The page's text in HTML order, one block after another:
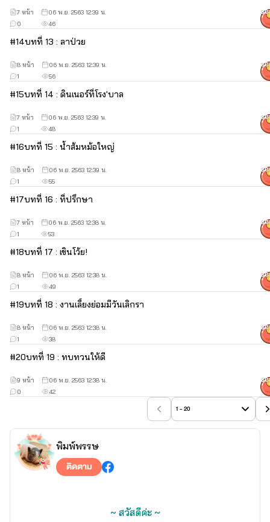
46
0
7 หน้า 06 พ.ย. 2563 12:39 น.
#14บทที่ 13 : ลาป่วย
56
1
8 หน้า 06 พ.ย. 2563 12:39 น.
#15บทที่ 14 : ดินเนอร์ที่โรง'บาล
48
1
7 หน้า 06 พ.ย. 2563 12:39 น.
#16บทที่ 15 : น้ำส้มหม้อใหญ่
55
1
8 หน้า 06 พ.ย. 2563 12:39 น.
#17บทที่ 16 : ที่ปรึกษา
53
1
7 หน้า 06 พ.ย. 2563 12:38 น.
#18บทที่ 17 : เขินโว้ย!
49
1
8 หน้า 06 พ.ย. 2563 12:38 น.
#19บทที่ 18 : งานเลี้ยงย่อมมีวันเลิกรา
38
1
8 หน้า 06 พ.ย. 2563 12:38 น.
#20บทที่ 19 : ทบทวนให้ดี
42
0
9 หน้า 06 พ.ย. 2563 12:38 น.
1 - 20
พิมพ์พรรษ
ติดตาม
~ สวัสดีค่ะ ~